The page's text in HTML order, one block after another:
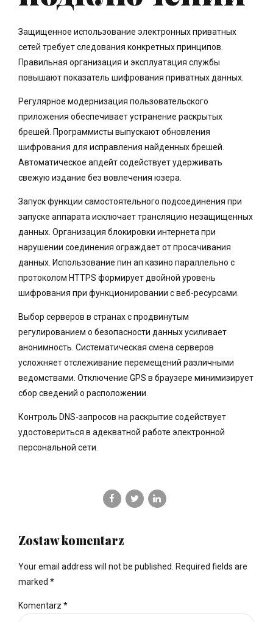
Защищенное использование электронных приватных
сетей требует следования конкретных принципов.
Правильная организация и эксплуатация службы
повышают показатель шифрования приватных данных.
Регулярное модернизация пользовательского
приложения обеспечивает устранение раскрытых
брешей. Программисты выпускают обновления
шифрования для исправления найденных брешей.
Автоматическое апдейт содействует удерживать
свежую издание без вовлечения юзера.
Запуск функции самостоятельного подсоединения при
запуске аппарата исключает трансляцию незащищенных
данных. Организация блокировки интернета при
нарушении соединения ограждает от просачивания
данных. Использование пин ап казино параллельно с
протоколом HTTPS формирует двойной уровень
шифрования при функционировании с веб-ресурсами.
Выбор серверов в странах с продвинутым
регулированием о безопасности данных усиливает
анонимность. Систематическая смена серверов
усложняет отслеживание перемещений различными
ведомствами. Отключение GPS в браузере минимизирует
сбор сведений о расположении.
Контроль DNS-запросов на раскрытие содействует
удостовериться в адекватной работе электронной
персональной сети.
Zostaw komentarz
Your email address will not be published. Required fields are
marked *
Komentarz *